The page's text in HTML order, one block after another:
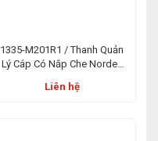
1335-M201R1 / Thanh Quản
Lý Cáp Có Nắp Che Norden
With Cover
Liên hệ